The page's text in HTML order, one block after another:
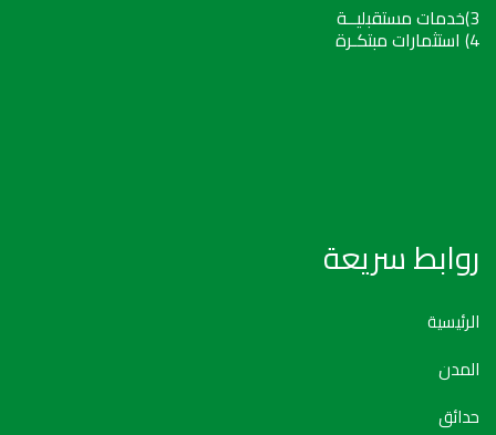
3)خدمات مستقبليــة
4) استثمارات مبتكـرة
روابط سريعة
الرئيسية
المدن
حدائق